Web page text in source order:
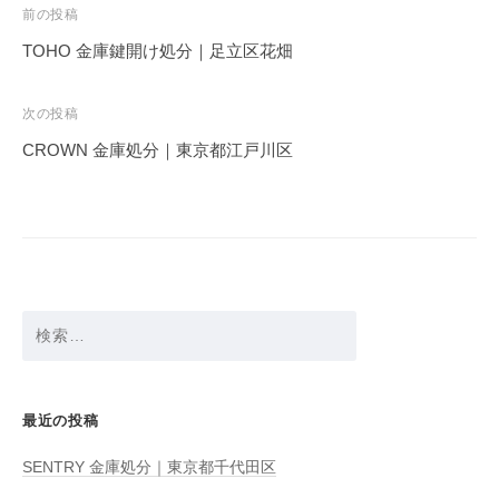
投
稿
ビ
ゲ
前の投稿
TOHO 金庫鍵開け処分｜足立区花畑
次の投稿
CROWN 金庫処分｜東京都江戸川区
最近の投稿
SENTRY 金庫処分｜東京都千代田区